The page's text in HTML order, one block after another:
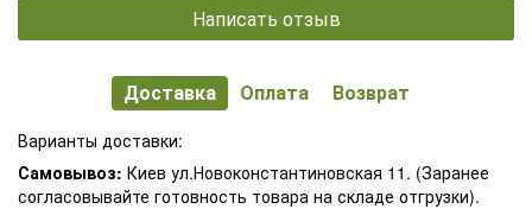
Написать отзыв
Доставка Оплата Возврат
Варианты доставки:
Самовывоз: Киев ул.Новоконстантиновская 11. (Заранее
согласовывайте готовность товара на складе отгрузки).